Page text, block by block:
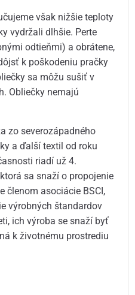
však nižšie teploty
vydržali dlhšie. Perte
odtieňmi) a obrátene,
k poškodeniu pračky
sa môžu sušiť v
Obliečky nemajú
zo severozápadného
a ďalší textil od roku
riadí už 4.
sa snaží o propojenie
členom asociácie BSCI,
výrobných štandardov
ich výroba se snaží byť
k životnému prostrediu